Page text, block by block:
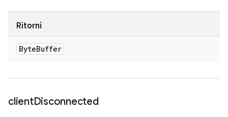
Ritorni
ByteBuffer
clientDisconnected